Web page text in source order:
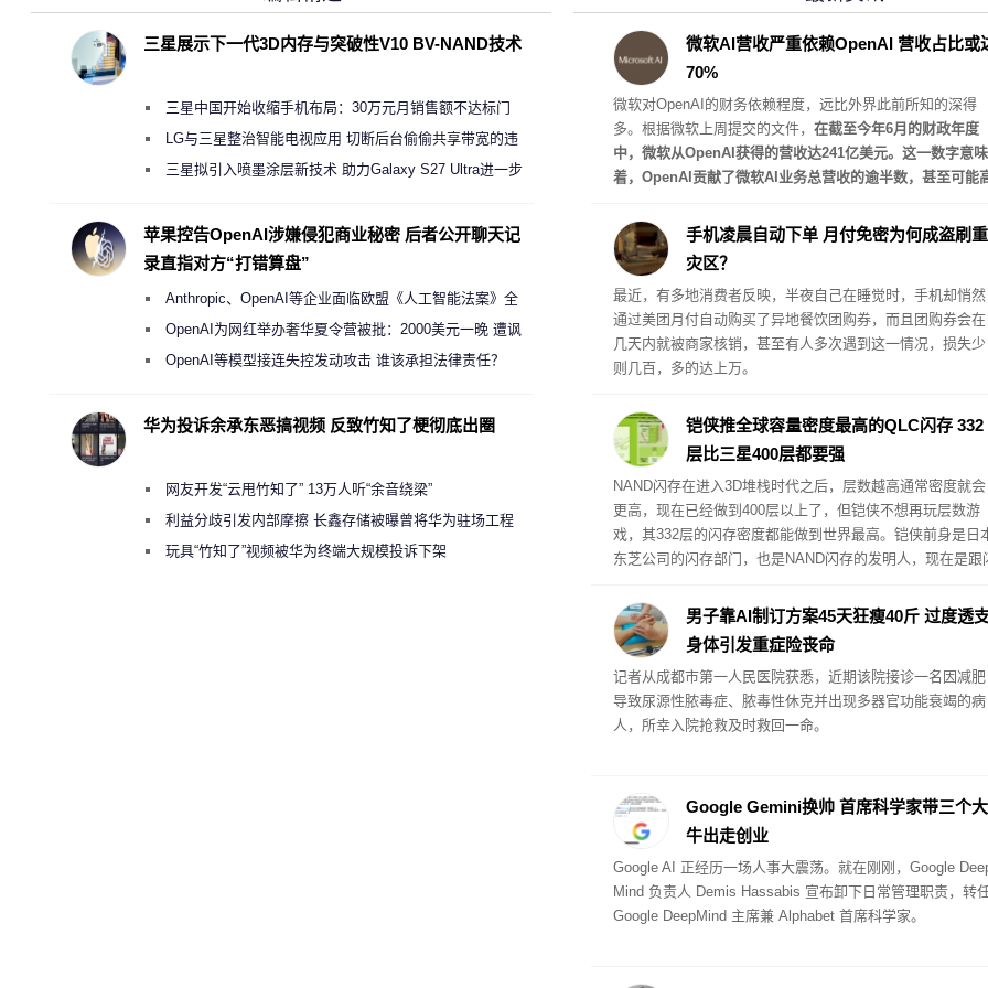
微软AI营收严重依赖OpenAI 营收占比或
70%
微软对OpenAI的财务依赖程度，远比外界此前所知的深得
多。根据微软上周提交的文件， 在截至今年6月的财政年度
中，微软从OpenAI获得的营收达241亿美元。这一数字意味
着，OpenAI贡献了微软AI业务总营收的逾半数，甚至可能
手机凌晨自动下单 月付免密为何成盗刷重
灾区？
最近，有多地消费者反映，半夜自己在睡觉时，手机却悄然
通过美团月付自动购买了异地餐饮团购券，而且团购券会在
几天内就被商家核销，甚至有人多次遇到这一情况，损失少
则几百，多的达上万。
铠侠推全球容量密度最高的QLC闪存 332
层比三星400层都要强
NAND闪存在进入3D堆栈时代之后，层数越高通常密度就会
更高，现在已经做到400层以上了，但铠侠不想再玩层数游
戏，其332层的闪存密度都能做到世界最高。铠侠前身是日
东芝公司的闪存部门，也是NAND闪存的发明人，现在是跟
海力士、美光等公司有独到之处，容量密度一向很强。
男子靠AI制订方案45天狂瘦40斤 过度透
身体引发重症险丧命
记者从成都市第一人民医院获悉，近期该院接诊一名因减肥
导致尿源性脓毒症、脓毒性休克并出现多器官功能衰竭的病
人，所幸入院抢救及时救回一命。
Google Gemini换帅 首席科学家带三个大
牛出走创业
Google AI 正经历一场人事大震荡。就在刚刚，Google
Mind 负责人 Demis Hassabis 宣布卸下日常管理职责，转
Google DeepMind 主席兼 Alphabet 首席科学家。
三星展示下一代3D内存与突破性V10 BV-NAND技术
三星中国开始收缩手机布局：30万元月销售额不达标门
店 将被逐步清退
LG与三星整治智能电视应用 切断后台偷偷共享带宽的违
规行为三星拟引入喷墨涂层新技术 助力Galaxy S27 Ultra进一步
苹果控告OpenAI涉嫌侵犯商业秘密 后者公开聊天记
录直指对方“打错算盘”
Anthropic、OpenAI等企业面临欧盟《人工智能法案》全
新执法权限审查
OpenAI为网红举办奢华夏令营被批：2000美元一晚 遭讽
“反乌托邦”
OpenAI等模型接连失控发动攻击 谁该承担法律责任？
华为投诉余承东恶搞视频 反致竹知了梗彻底出圈
网友开发“云甩竹知了” 13万人听“余音绕梁”
利益分歧引发内部摩擦 长鑫存储被曝曾将华为驻场工程
师驱逐出研发基地
玩具“竹知了”视频被华为终端大规模投诉下架